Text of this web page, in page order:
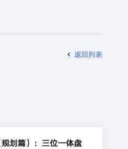
返回列表
划篇）：三位一体盘